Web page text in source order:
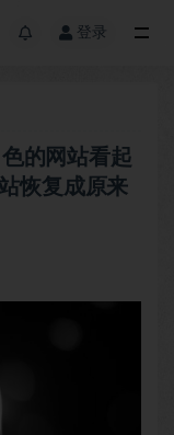
登录
的网站看起
恢复成原来